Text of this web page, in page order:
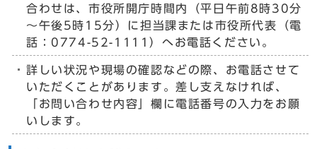
合わせは、市役所開庁時間内（平日午前8時30分
～午後5時15分）に担当課または市役所代表（電
話：0774-52-1111）へお電話ください。
詳しい状況や現場の確認などの際、お電話させて
いただくことがあります。差し支えなければ、
「お問い合わせ内容」欄に電話番号の入力をお願
いします。